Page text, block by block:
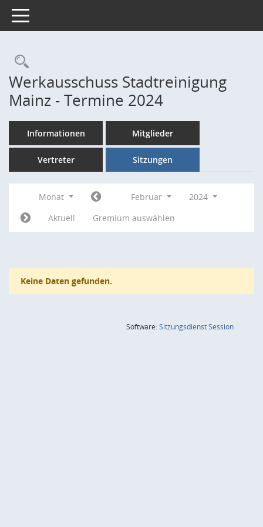
Toggle navigation
Rechercheauswahl
Werkausschuss Stadtreinigung
Mainz - Termine 2024
Informationen Mitglieder
Vertreter Sitzungen
Monat Februar
2024
Aktuell
Gremium auswählen
Keine Daten gefunden.
Software:SitzungsdienstSession(Wird in